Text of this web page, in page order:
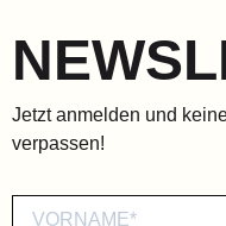
Jetzt anmelden und
verpassen!